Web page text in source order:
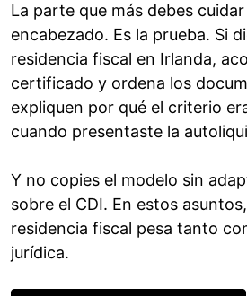
La parte que más debes
encabezado. Es la prueba. Si
residencia fiscal en Irlanda,
certificado y ordena los
expliquen por qué el criterio
cuando presentaste la
Y no copies el modelo sin
sobre el CDI. En estos
residencia fiscal pesa tanto
jurídica.